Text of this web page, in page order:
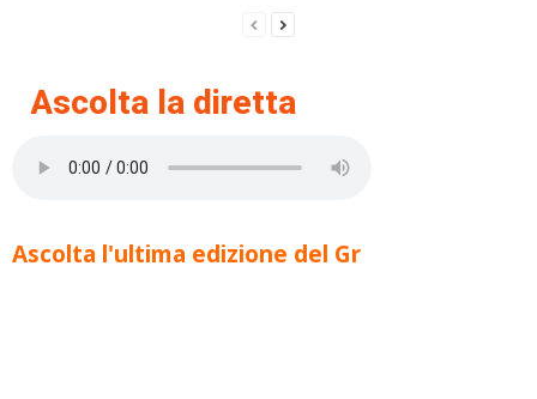
Ascolta la diretta
Ascolta l'ultima edizione del Gr